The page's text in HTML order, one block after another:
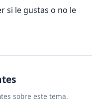
si le gustas o no le
sobre este tema.